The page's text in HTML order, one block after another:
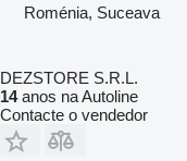
Roménia, Suceava
DEZSTORE S.R.L.
14anos na Autoline
Contacte o vendedor